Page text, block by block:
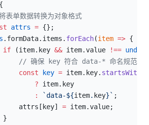
单数据转换为对象格式
attrs = {};
.formData.items. forEach(item => {
if
(item.key && item.value !==
// 确保 key 符合 data-* 命名规范
const
key = item.key. startsWith
?
item.key
:
`data-${item. key}` ;
attrs[key]
= item.value;
}